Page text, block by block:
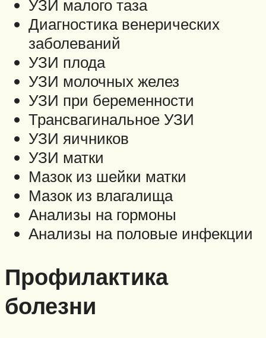
УЗИ малого таза
Диагностика венерических
заболеваний
УЗИ плода
УЗИ молочных желез
УЗИ при беременности
Трансвагинальное УЗИ
УЗИ яичников
УЗИ матки
Мазок из шейки матки
Мазок из влагалища
Анализы на гормоны
Анализы на половые инфекции
Профилактика
болезни